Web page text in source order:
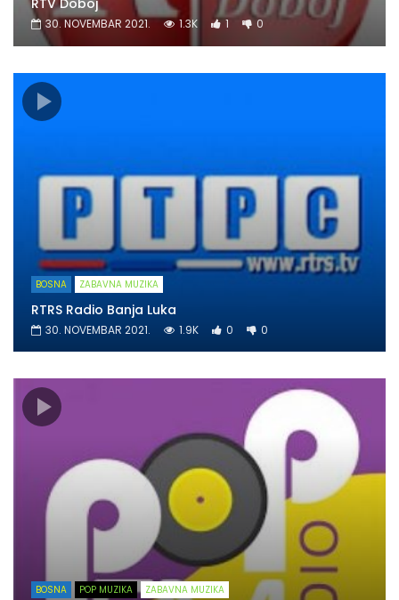
RTV Doboj
30. NOVEMBAR 2021. 1.3K 1 0
BOSNA ZABAVNA MUZIKA
RTRS Radio Banja Luka
30. NOVEMBAR 2021. 1.9K 0 0
BOSNA POP MUZIKA ZABAVNA MUZIKA